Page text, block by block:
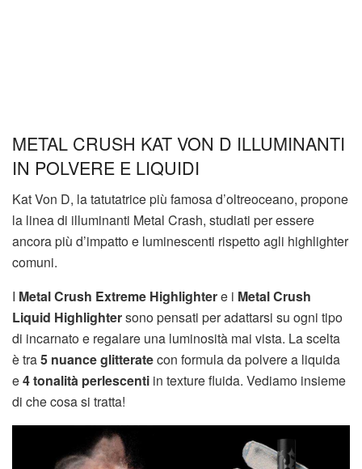
METAL CRUSH KAT VON D ILLUMINANTI
IN POLVERE E LIQUIDI
Kat Von D, la tatutatrice più famosa d’oltreoceano, propone
la linea di illuminanti Metal Crash, studiati per essere
ancora più d’impatto e luminescenti rispetto agli highlighter
comuni.
I Metal Crush Extreme Highlightere i Metal Crush
Liquid Highlightersono pensati per adattarsi su ogni tipo
di incarnato e regalare una luminosità mai vista. La scelta
è tra5 nuance glitteratecon formula da polvere a liquida
e4 tonalità perlescenti in texture fluida. Vediamo insieme
di che cosa si tratta!